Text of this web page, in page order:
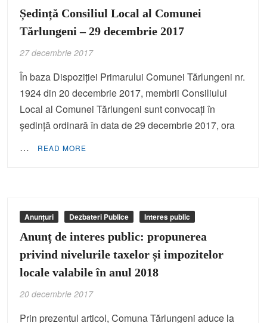
Ședință Consiliul Local al Comunei
Tărlungeni – 29 decembrie 2017
27 decembrie 2017
În baza Dispoziției Primarului Comunei Tărlungeni nr.
1924 din 20 decembrie 2017, membrii Consiliului
Local al Comunei Tărlungeni sunt convocați în
ședință ordinară în data de 29 decembrie 2017, ora
…
READ MORE
Anunțuri Dezbateri Publice Interes public
Anunț de interes public: propunerea
privind nivelurile taxelor și impozitelor
locale valabile în anul 2018
20 decembrie 2017
Prin prezentul articol, Comuna Tărlungeni aduce la